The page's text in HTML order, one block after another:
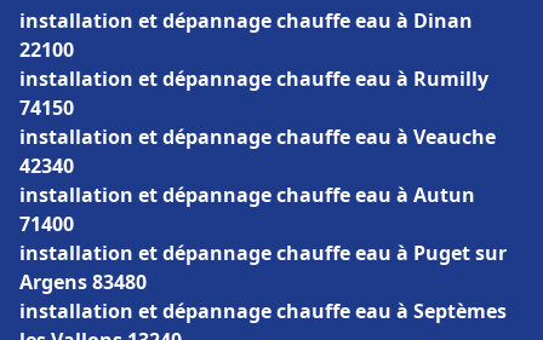
installation et dépannage chauffe eau à Dinan
22100
installation et dépannage chauffe eau à Rumilly
74150
installation et dépannage chauffe eau à Veauche
42340
installation et dépannage chauffe eau à Autun
71400
installation et dépannage chauffe eau à Puget sur
Argens 83480
installation et dépannage chauffe eau à Septèmes